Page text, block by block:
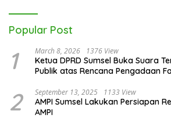
Popular Post
1 March 8, 2026 1376 View
Ketua DPRD Sumsel Buka Suara
Publik atas Rencana Pengadaan
2 September 13, 2025 1133 View
AMPI Sumsel Lakukan Persiapan
AMPI